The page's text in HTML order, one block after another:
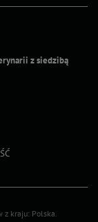
z siedzibą
z kraju: Polska